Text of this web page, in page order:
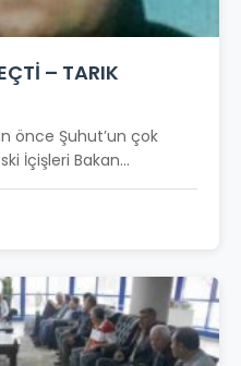
– TARIK
önce Şuhut’un çok
İçişleri Bakan...